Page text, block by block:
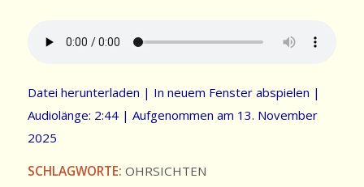
Datei herunterladen | In neuem Fenster abspielen |
Audiolänge: 2:44| Aufgenommen am 13. November
2025
SCHLAGWORTE: OHRSICHTEN